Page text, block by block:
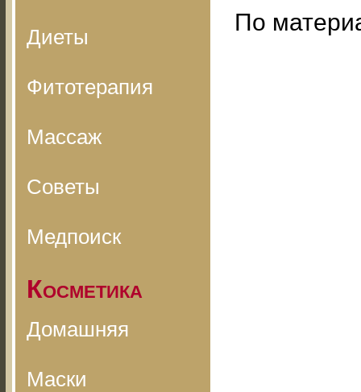
Диеты
Фитотерапия
Массаж
Советы
Медпоиск
Косметика
Домашняя
Маски
По